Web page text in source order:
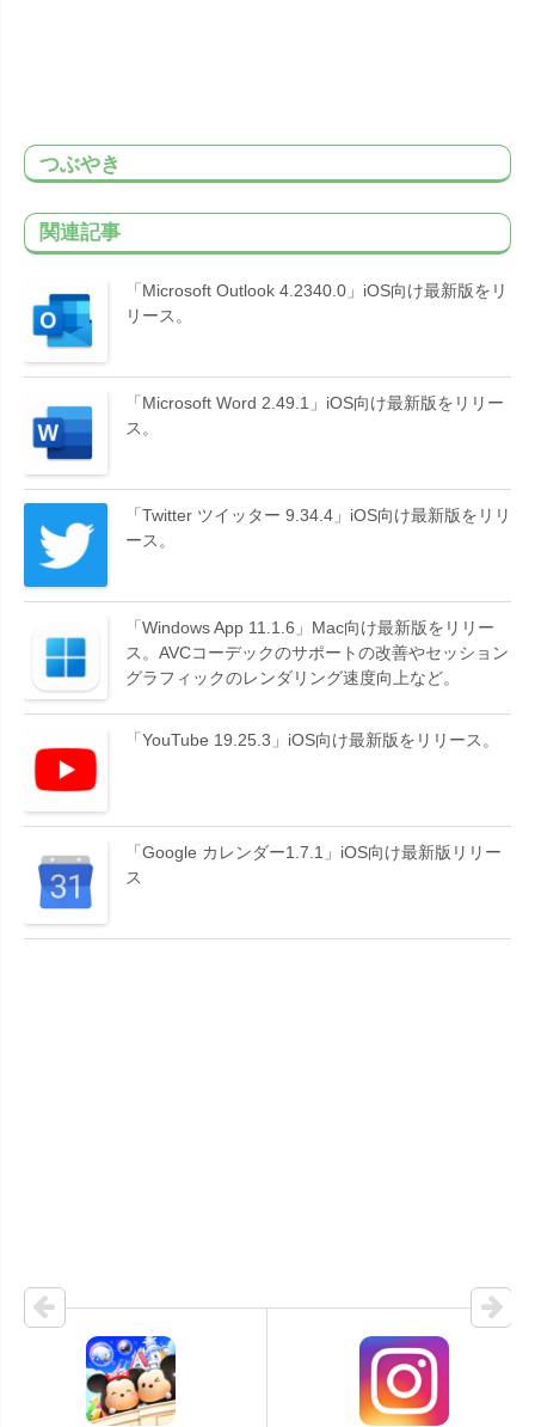
つぶやき
関連記事
「Microsoft Outlook 4.2340.0」iOS向け最新版をリ
リース。
「Microsoft Word 2.49.1」iOS向け最新版をリリー
ス。
「Twitter ツイッター 9.34.4」iOS向け最新版をリリ
ース。
「Windows App 11.1.6」Mac向け最新版をリリー
ス。AVCコーデックのサポートの改善やセッション
グラフィックのレンダリング速度向上など。
「YouTube 19.25.3」iOS向け最新版をリリース。
「Google カレンダー1.7.1」iOS向け最新版リリー
ス